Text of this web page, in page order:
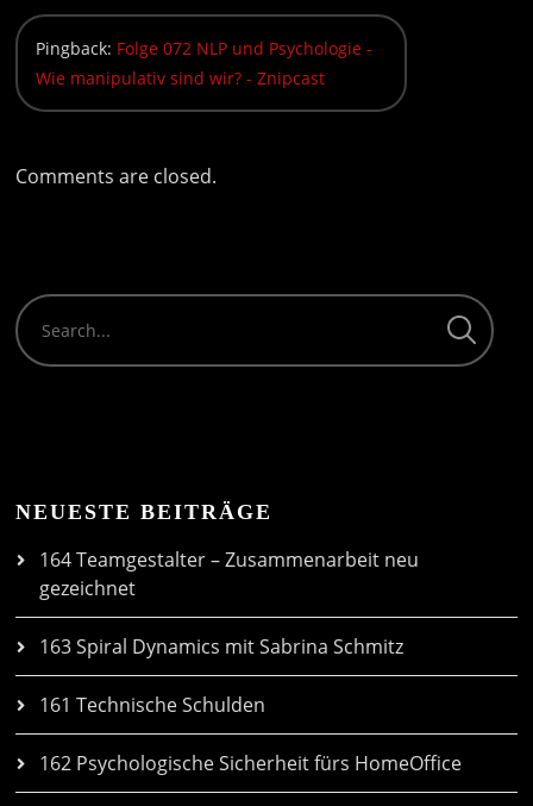
Pingback: Folge 072 NLP und Psychologie -
Wie manipulativ sind wir? - Znipcast
Comments are closed.
NEUESTE BEITRÄGE
164 Teamgestalter – Zusammenarbeit neu
gezeichnet
163 Spiral Dynamics mit Sabrina Schmitz
161 Technische Schulden
162 Psychologische Sicherheit fürs HomeOffice